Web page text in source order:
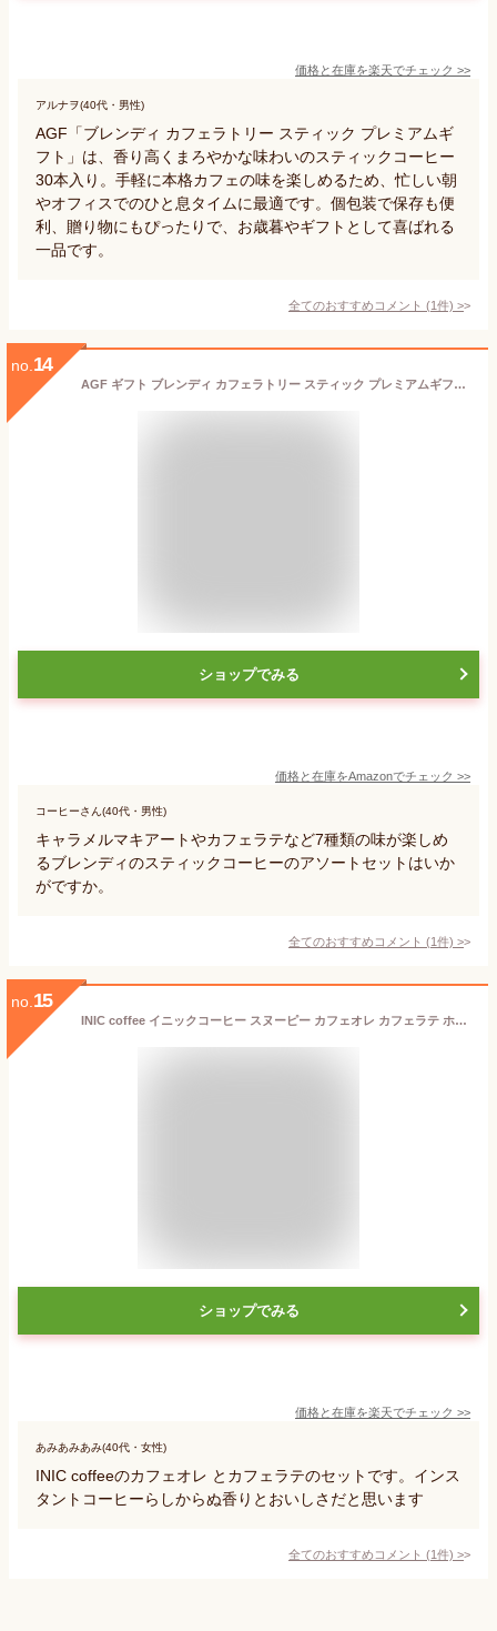
価格と在庫を楽天でチェック >>
アルナヲ(40代・男性)
AGF「ブレンディ カフェラトリー スティック プレミアムギ
フト」は、香り高くまろやかな味わいのスティックコーヒー
30本入り。手軽に本格カフェの味を楽しめるため、忙しい朝
やオフィスでのひと息タイムに最適です。個包装で保存も便
利、贈り物にもぴったりで、お歳暮やギフトとして喜ばれる
一品です。
全てのおすすめコメント (1件) >
no. 14
AGF ギフト ブレンディ カフェラトリー スティック プレミアムギフト 30本 【 スティックコーヒー 】 【 お歳暮 】
ショップでみる
価格と在庫をAmazonでチェック >>
コーヒーさん(40代・男性)
キャラメルマキアートやカフェラテなど7種類の味が楽しめ
るブレンディのスティックコーヒーのアソートセットはいか
がですか。
全てのおすすめコメント (1件) >
no. 15
INIC coffee イニックコーヒー スヌーピー カフェオレ カフェラテ ホワイトデー お祝い返し アイスコーヒー インスタントコーヒー コーヒースティック ギフト プチギフト お祝い返し 贈り物 スヌーピーコーヒー 美味しい キャンプ オフィス
ショップでみる
価格と在庫を楽天でチェック >>
あみあみあみ(40代・女性)
INIC coffeeのカフェオレ とカフェラテのセットです。インス
タントコーヒーらしからぬ香りとおいしさだと思います
全てのおすすめコメント (1件) >